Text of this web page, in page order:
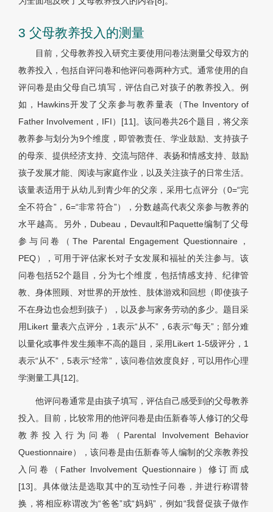
3 父母教养投入的测量
目前，父母教养投入研究主要使用问卷法测量父母双方的
教养投入，包括自评问卷和他评问卷两种方式。通常使用的自
评问卷是由父母自己填写，评估自己对孩子的教养投入。例
如，Hawkins开发了父亲参与教养量表（The Inventory of
Father Involvement，IFI）[11]。该问卷共26个题目，将父亲
教养参与划分为9个维度，即管教责任、学业鼓励、支持孩子
的母亲、提供经济支持、交流与陪伴、表扬和情感支持、鼓励
孩子发展才能、阅读与家庭作业，以及关注孩子的日常生活。
该量表适用于从幼儿到青少年的父亲，采用七点评分（0=“完
全不符合”，6=“非常符合”），分数越高代表父亲参与教养的
水平越高。另外，Dubeau，Devault和Paquette编制了父母
参与问卷（The Parental Engagement Questionnaire，
PEQ），可用于评估家长对子女发展和福祉的关注参与。该
问卷包括52个题目，分为七个维度，包括情感支持、纪律管
教、身体照顾、对世界的开放性、肢体游戏和回想（即使孩子
不在身边也会想到孩子），以及参与家务劳动的多少。题目采
用Likert 量表六点评分，1表示“从不”，6表示“每天”；部分难
以量化或事件发生频率不高的题目，采用Likert 1-5级评分，1
表示“从不”，5表示“经常”，该问卷信效度良好，可以用作心理
学测量工具[12]。
他评问卷通常是由孩子填写，评估自己感受到的父母教养
投入。目前，比较常用的他评问卷是由伍新春等人修订的父母
教养投入行为问卷（Parental Involvement Behavior
Questionnaire），该问卷是由伍新春等人编制的父亲教养投
入问卷（Father Involvement Questionnaire）修订而成
[13]。具体做法是选取其中的互动性子问卷，并进行称谓替
换，将相应称谓改为“爸爸”或“妈妈”，例如“我督促孩子做作